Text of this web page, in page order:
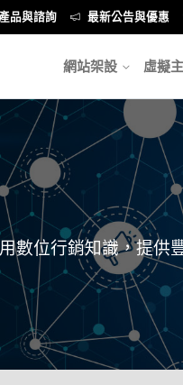
產品與諮詢 最新公告與優惠
網站架設 虛擬
數位行銷知識，提供